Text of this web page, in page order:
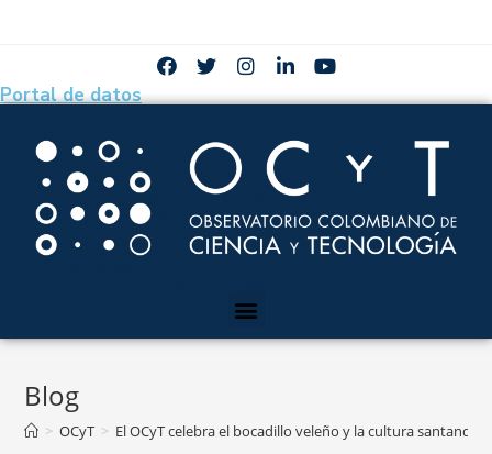
Portal de datos
Blog
> OCyT > El OCyT celebra el bocadillo veleño y la cultura